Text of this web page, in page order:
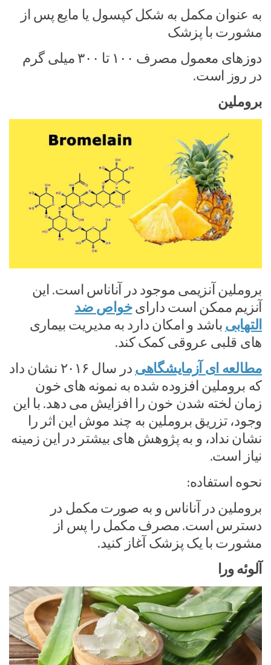
به عنوان مکمل به شکل کپسول یا مایع پس از
مشورت با پزشک
دوزهای معمول مصرف ۱۰۰ تا ۳۰۰ میلی گرم
در روز است.
بروملین
بروملین آنزیمی موجود در آناناس است. این
آنزیم ممکن است دارایخواص ضد
التهابی باشد و امکان دارد به مدیریت بیماری
های قلبی عروقی کمک کند.
مطالعه ای آزمایشگاهی
در سال ۲۰۱۶ نشان داد
که بروملین افزوده شده به نمونه های خون
زمان لخته شدن خون را افزایش می دهد. با این
وجود، تزریق بروملین به چند موش این اثر را
نشان نداد، و به پژوهش های بیشتر در این زمینه
نیاز است.
نحوه استفاده:
بروملین در آناناس و به صورت مکمل در
دسترس است. مصرف مکمل را پس از
مشورت با یک پزشک آغاز کنید.
آلوئه ورا